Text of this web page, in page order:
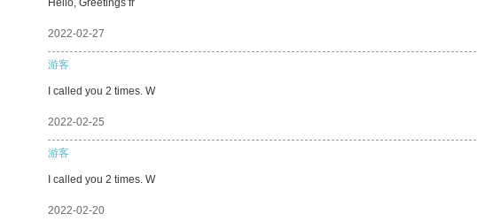
Hello, Greetings fr
2022-02-27
游客
I called you 2 times. W
2022-02-25
游客
I called you 2 times. W
2022-02-20